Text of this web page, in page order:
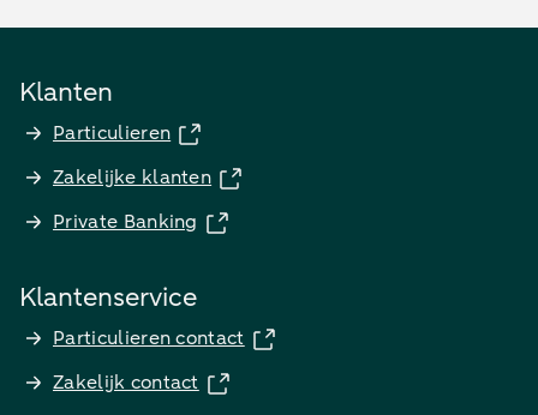
Klanten
Particulieren
Zakelijke klanten
Private Banking
Klantenservice
Particulieren contact
Zakelijk contact